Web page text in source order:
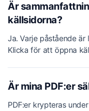
Är
källsidorna?
Ja. Varje påstående
Klicka för att öppna
Är mina PDF:er
PDF:er krypteras